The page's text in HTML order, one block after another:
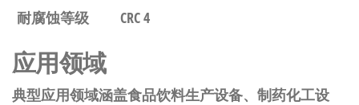
耐腐蚀等级
CRC 4
应用领域
典型应用领域涵盖食品饮料生产设备、制药化工设